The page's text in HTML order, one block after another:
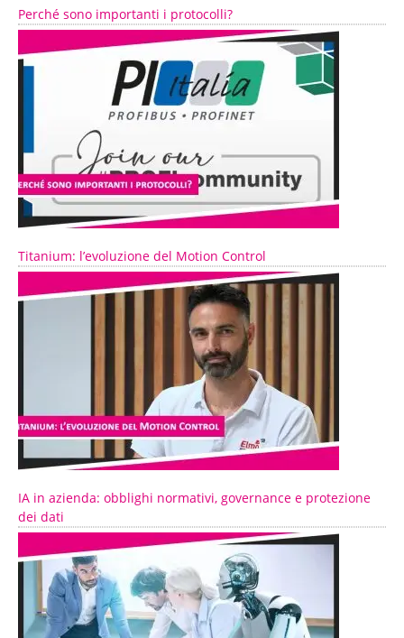
Perché sono importanti i protocolli?
Titanium: l’evoluzione del Motion Control
IA in azienda: obblighi normativi, governance e protezione
dei dati